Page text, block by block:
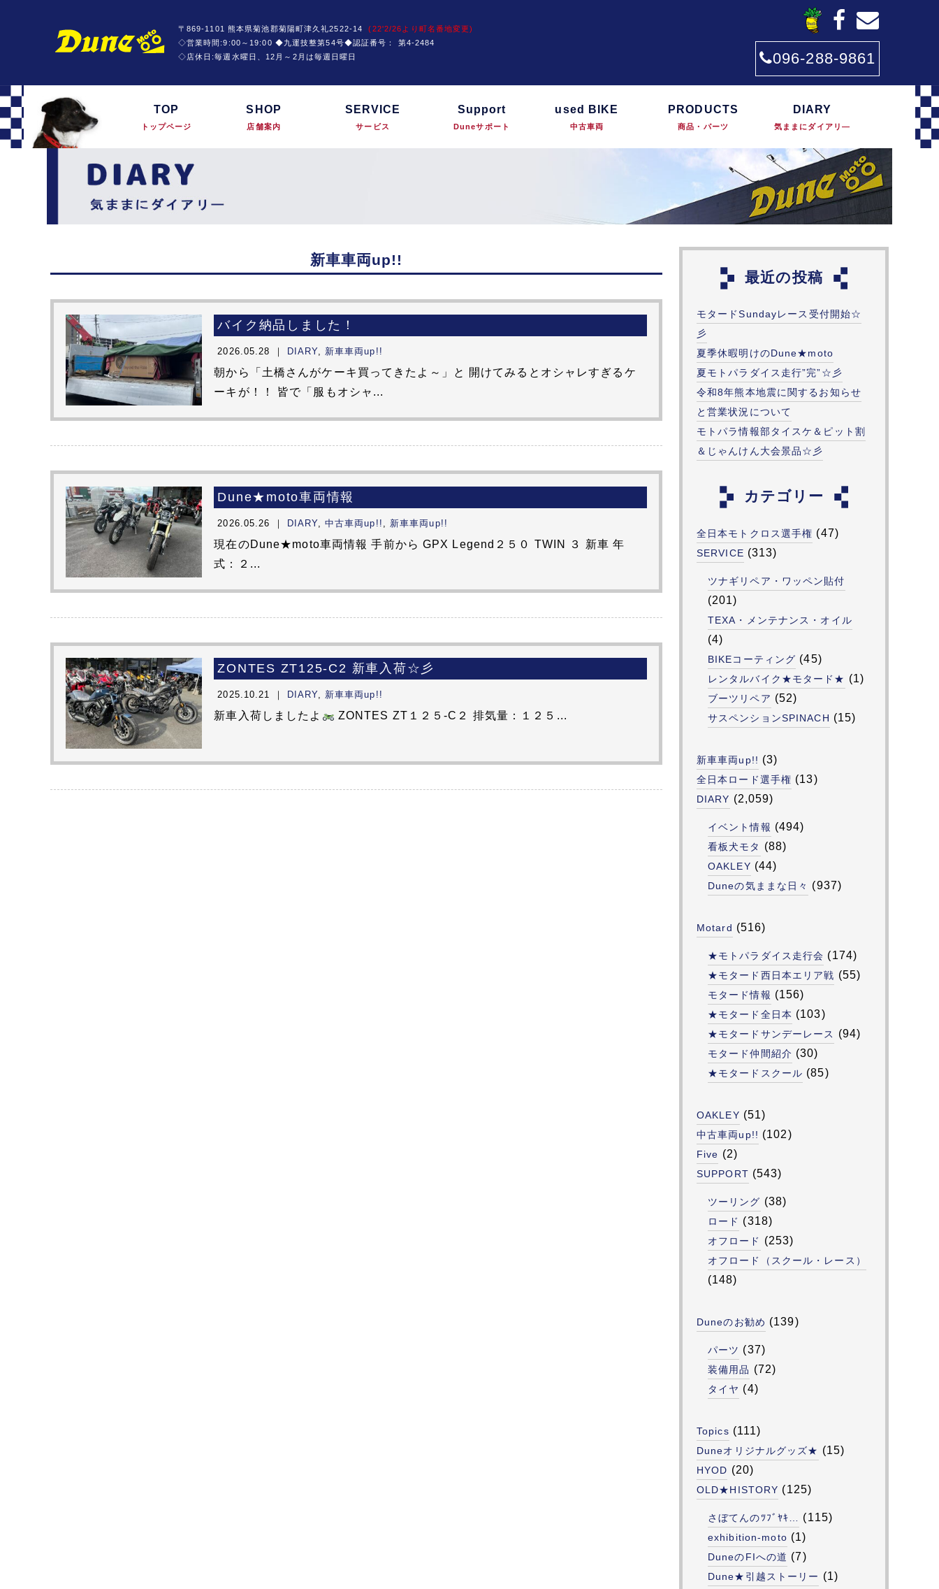
〒869-1101 熊本県菊池郡菊陽町津久礼2522-14(22'2/26より町名番地変更)
◇営業時間:9:00～19:00 ◆九運技整第54号◆認証番号： 第4-2484
◇店休日:毎週水曜日、12月～2月は毎週日曜日
096-288-9861
TOP
トップページ
SHOP
店舗案内
SERVICE
サービス
Support
Duneサポート
used BIKE
中古車両
PRODUCTS
商品・パーツ
DIARY
気ままにダイアリ―
新車車両up!!
バイク納品しました！
2026.05.28 ｜ DIARY, 新車車両up!!
朝から「土橋さんがケーキ買ってきたよ～」と 開けてみるとオシャレすぎるケ
ーキが！！ 皆で「服もオシャ...
Dune★moto車両情報
2026.05.26 ｜ DIARY, 中古車両up!! 新車車両up!!
現在のDune★moto車両情報 手前から GPX Legend２５０ TWIN ３ 新車 年
式：２...
ZONTES ZT125-C2 新車入荷☆彡
2025.10.21 ｜ DIARY, 新車車両up!!
新車入荷しましたよ ZONTES ZT１２５-C２ 排気量：１２５...
最近の投稿
モタードSundayレース受付開始☆
彡
夏季休暇明けのDune★moto
夏モトパラダイス走行”完”☆彡
令和8年熊本地震に関するお知らせ
と営業状況について
モトパラ情報部タイスケ＆ピット割
＆じゃんけん大会景品☆彡
カテゴリー
全日本モトクロス選手権 (47)
SERVICE (313)
ツナギリペア・ワッペン貼付
(201)
TEXA・メンテナンス・オイル
(4)
BIKEコーティング (45)
レンタルバイク★モタード★ (1)
ブーツリペア (52)
サスペンションSPINACH (15)
新車車両up!! (3)
全日本ロード選手権 (13)
DIARY (2,059)
イベント情報 (494)
看板犬モタ (88)
OAKLEY (44)
Duneの気ままな日々 (937)
Motard (516)
★モトパラダイス走行会 (174)
★モタード西日本エリア戦 (55)
モタード情報 (156)
★モタード全日本 (103)
★モタードサンデーレース (94)
モタード仲間紹介 (30)
★モタードスクール (85)
OAKLEY (51)
中古車両up!! (102)
Five (2)
SUPPORT (543)
ツーリング (38)
ロード (318)
オフロード (253)
オフロード（スクール・レース）
(148)
Duneのお勧め (139)
パーツ (37)
装備用品 (72)
タイヤ (4)
Topics (111)
Duneオリジナルグッズ★ (15)
HYOD (20)
OLD★HISTORY (125)
さぼてんのﾂﾌﾞﾔｷ… (115)
exhibition-moto (1)
DuneのFIへの道 (7)
Dune★引越ストーリー (1)